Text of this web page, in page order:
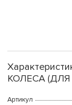
КОЛЕСА (ДЛЯ
Артикул